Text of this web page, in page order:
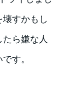
すかもし
ら嫌な人
す。